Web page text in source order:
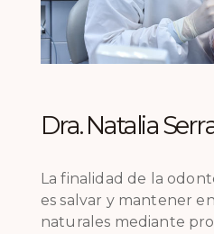
Dra. Natalia
La finalidad de la
es salvar y mantener
naturales mediante